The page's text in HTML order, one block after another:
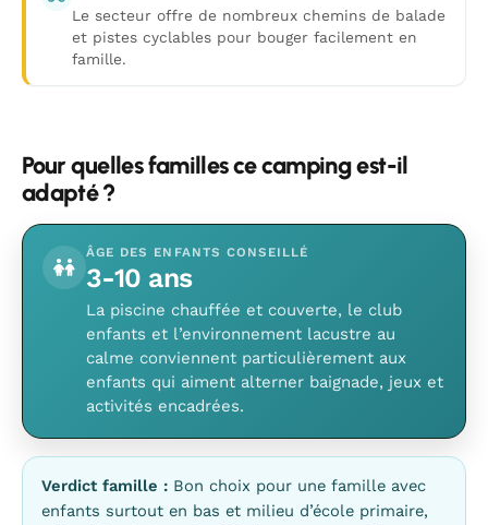
Le secteur offre de nombreux chemins de balade
et pistes cyclables pour bouger facilement en
famille.
Pour quelles familles ce camping est-il
adapté ?
ÂGE DES ENFANTS CONSEILLÉ
3-10 ans
La piscine chauffée et couverte, le club
enfants et l’environnement lacustre au
calme conviennent particulièrement aux
enfants qui aiment alterner baignade, jeux et
activités encadrées.
Verdict famille : Bon choix pour une famille avec
enfants surtout en bas et milieu d’école primaire,